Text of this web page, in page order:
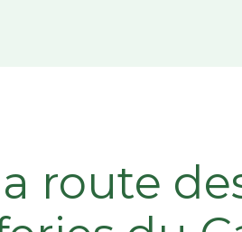
route